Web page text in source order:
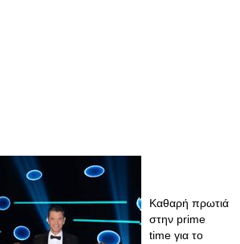
Καθαρή πρωτιά
στην prime
time για το